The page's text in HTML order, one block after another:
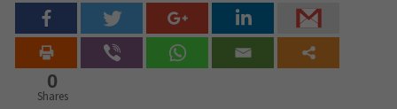
0
Shares